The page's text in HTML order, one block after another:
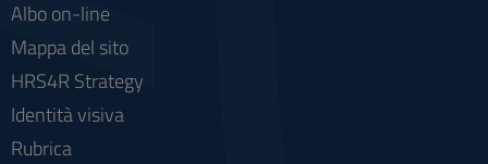
Albo on-line
Mappa del sito
HRS4R Strategy
Identità visiva
Rubrica